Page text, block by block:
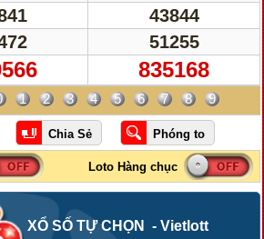
43844
51255
835168
1 2 3 4 5 6 7 8 9
XỔ SỐ TỰ CHỌN - Vietlott